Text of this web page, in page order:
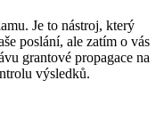
Je to nástroj, který
poslání, ale zatím o vás
grantové propagace na
výsledků.